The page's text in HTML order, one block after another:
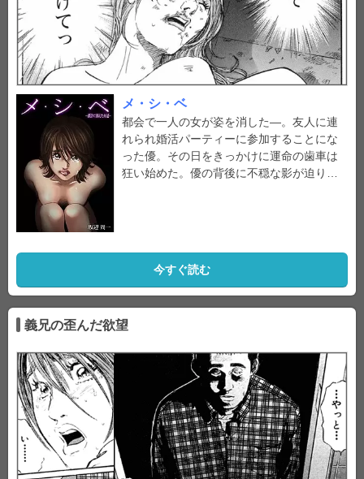
メ・シ・ベ
都会で一人の女が姿を消した―。友人に連
れられ婚活パーティーに参加することにな
った優。その日をきっかけに運命の歯車は
狂い始めた。優の背後に不穏な影が迫り…
今すぐ読む
義兄の歪んだ欲望